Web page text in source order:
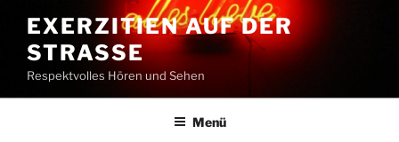
Inhalt
springen
EXERZITIEN AUF DER
STRASSE
Respektvolles Hören und Sehen
Menü